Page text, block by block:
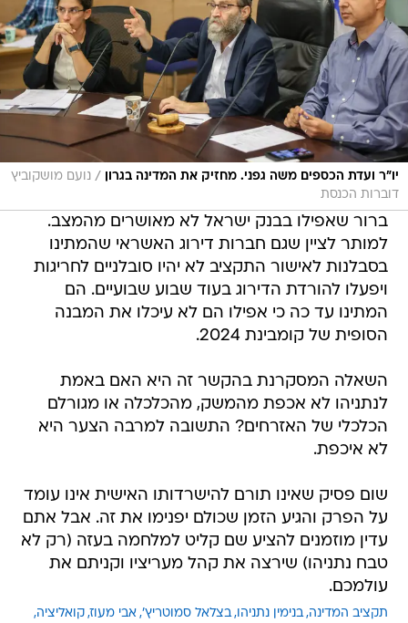
יו"ר ועדת הכספים משה גפני. מחזיק את המדינה בגרון / נועם מושקוביץ
דוברות הכנסת
ברור שאפילו בבנק ישראל לא מאושרים מהמצב.
למותר לציין שגם חברות דירוג האשראי שהמתינו
בסבלנות לאישור התקציב לא יהיו סובלניים לחריגות
ויפעלו להורדת הדירוג בעוד שבוע שבועיים. הם
המתינו עד כה כי אפילו הם לא עיכלו את המבנה
הסופית של קומבינת 2024.
השאלה המסקרנת בהקשר זה היא האם באמת
לנתניהו לא אכפת מהמשק, מהכלכלה או מגורלם
הכלכלי של האזרחים? התשובה למרבה הצער היא
לא איכפת.
שום פסיק שאינו תורם להישרדותו האישית אינו עומד
על הפרק והגיע הזמן שכולם יפנימו את זה. אבל אתם
עדין מוזמנים להציע שם קליט למלחמה בעזה (רק לא
טבח נתניהו) שירצה את קהל מעריציו וקניתם את
עולמכם.
תקציב המדינה בנימין נתניהו בצלאל סמוטריץ' אבי מעוז קואליציה